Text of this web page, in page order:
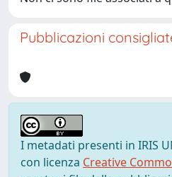
Pubblicazioni
I metadati presenti in IRIS
con licenza Creative